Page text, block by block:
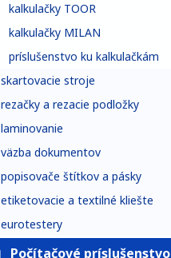
kalkulačky TOOR
kalkulačky MILAN
príslušenstvo ku kalkulačkám
skartovacie stroje
rezačky a rezacie podložky
laminovanie
väzba dokumentov
popisovače štítkov a pásky
etiketovacie a textilné kliešte
eurotestery
Počítačové príslušenstvo